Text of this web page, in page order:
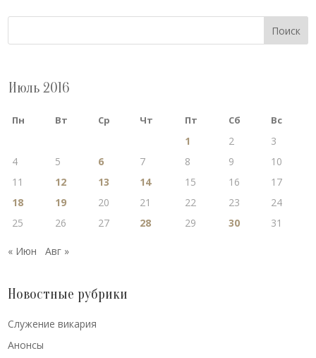
Поиск
Июль 2016
Пн Вт Ср Чт Пт Сб Вс
1 2
3
4
5 6 7 8 9
10
11
12 13 14 15 16
17
18
19 20 21 22 23
24
25
26 27 28 29 30 31
« Июн Авг »
Новостные рубрики
Cлужение викария
Анонсы